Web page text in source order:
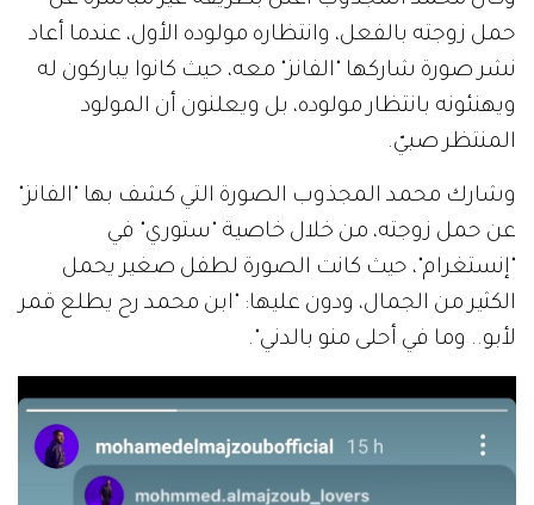
حمل زوجته بالفعل، وانتظاره مولوده الأول، عندما أعاد
نشر صورة شاركها "الفانز" معه، حيث كانوا يباركون له
ويهنئونه بانتظار مولوده، بل ويعلنون أن المولود
المنتظر صبيّ.
وشارك محمد المجذوب الصورة التي كشف بها "الفانز"
عن حمل زوجته، من خلال خاصية "ستوري" في
"إنستغرام"، حيث كانت الصورة لطفل صغير يحمل
الكثير من الجمال، ودون عليها: "ابن محمد رح يطلع قمر
لأبو.. وما في أحلى منو بالدني".